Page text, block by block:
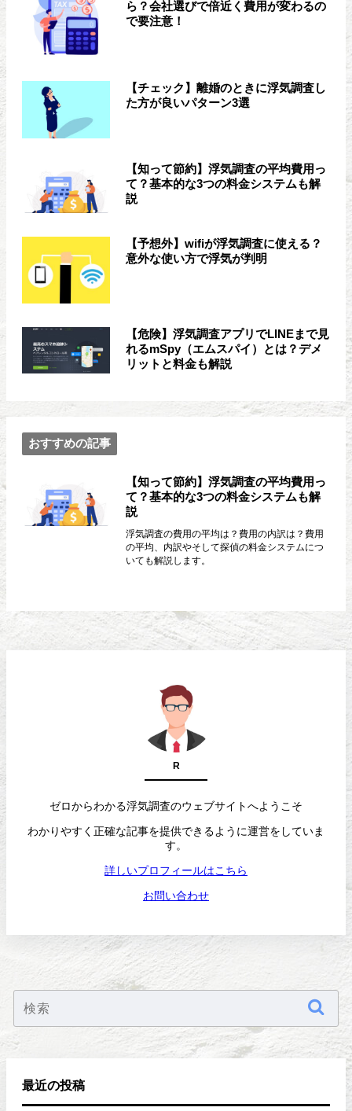
ら？会社選びで倍近く費用が変わるの
で要注意！
【チェック】離婚のときに浮気調査し
た方が良いパターン3選
【知って節約】浮気調査の平均費用っ
て？基本的な3つの料金システムも解
説
【予想外】wifiが浮気調査に使える？
意外な使い方で浮気が判明
【危険】浮気調査アプリでLINEまで見
れるmSpy（エムスパイ）とは？デメ
リットと料金も解説
おすすめの記事
【知って節約】浮気調査の平均費用っ
て？基本的な3つの料金システムも解
説
浮気調査の費用の平均は？費用の内訳は？費用
の平均、内訳やそして探偵の料金システムにつ
いても解説します。
R
ゼロからわかる浮気調査のウェブサイトへようこそ
わかりやすく正確な記事を提供できるように運営をしていま
す。
詳しいプロフィールはこちら
お問い合わせ
最近の投稿